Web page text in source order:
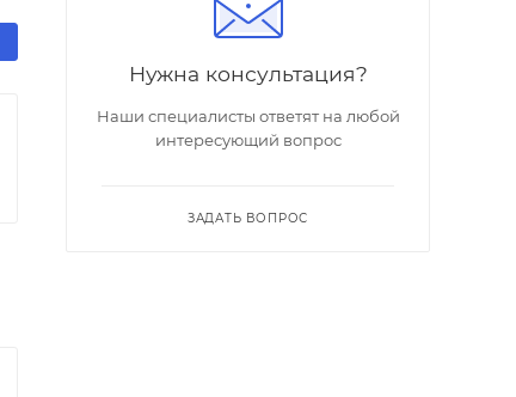
Нужна консультация?
Наши специалисты ответят на любой
интересующий вопрос
ЗАДАТЬ ВОПРОС